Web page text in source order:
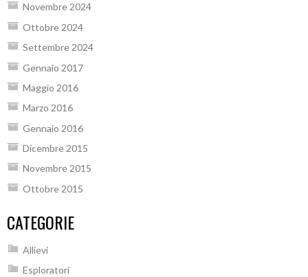
Novembre 2024
Ottobre 2024
Settembre 2024
Gennaio 2017
Maggio 2016
Marzo 2016
Gennaio 2016
Dicembre 2015
Novembre 2015
Ottobre 2015
CATEGORIE
Allievi
Esploratori